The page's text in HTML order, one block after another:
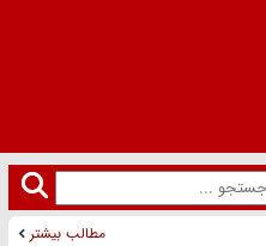
مطالب بیشتر